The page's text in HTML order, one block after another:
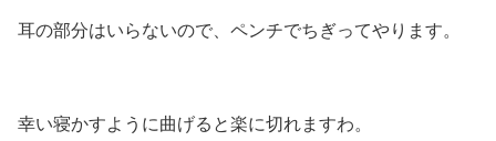
耳の部分はいらないので、ペンチでちぎってやります。
幸い寝かすように曲げると楽に切れますわ。